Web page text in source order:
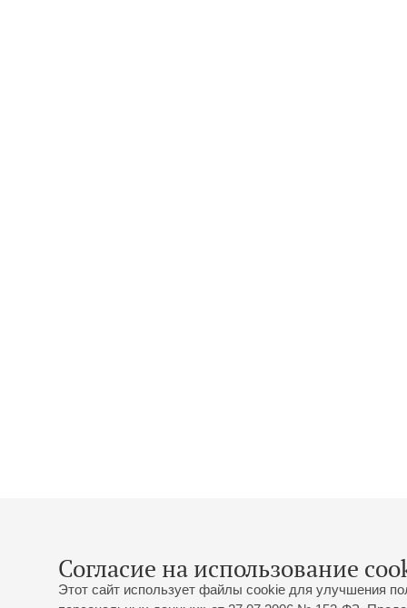
Согласие на использование
Этот сайт использует файлы cookie для улучшения